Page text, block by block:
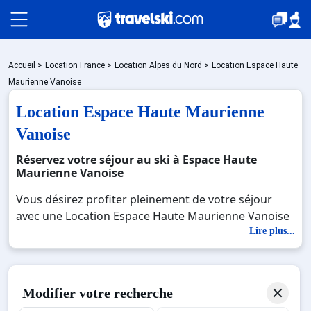
Packages
🚆Train de nuit
Stations
Hébergements
Bons plans
Accueil > Location France > Location Alpes du Nord > Location Espace Haute
Maurienne Vanoise
Location Espace Haute Maurienne
Vanoise
Réservez votre séjour au ski à Espace Haute
Maurienne Vanoise
Vous désirez profiter pleinement de votre séjour
avec une Location Espace Haute Maurienne Vanoise
? Découvrez nos offres de Location Espace Haute
Maurienne Vanoise pour skier sans limite à noel,
jour de l'an, février. Fermez les yeux et imaginez…
Vanoise, une station réputée et moderne où vous
Lire plus...
Modifier votre recherche